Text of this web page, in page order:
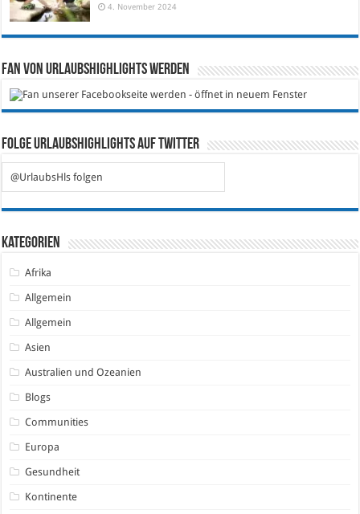
4. November 2024
Fan von Urlaubshighlights werden
Folge Urlaubshighlights auf Twitter
@UrlaubsHls folgen
Kategorien
Afrika
Allgemein
Allgemein
Asien
Australien und Ozeanien
Blogs
Communities
Europa
Gesundheit
Kontinente